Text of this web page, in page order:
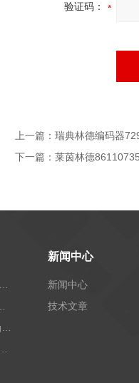
验证码：
上一篇： 瑞典林德编码器
下一篇： 莱茵林德
新闻中心
新闻中心
技术文章